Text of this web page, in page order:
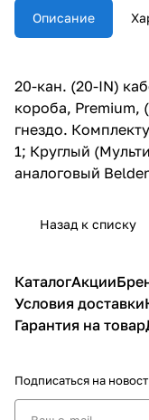
Описание
20-кан. (20-IN)
короба, Premium,
гнездо.
1; Круглый
аналоговый
Назад к списку
КаталогАкции
Условия доставки
Гарантия на товар
Подписаться на